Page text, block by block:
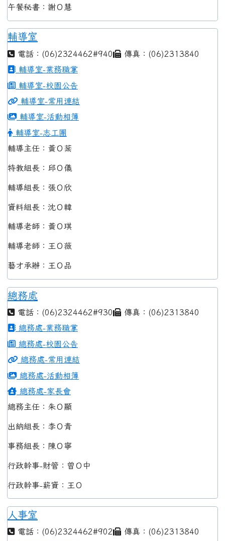
午餐秘書：謝Ｏ慧
輔導室
電話：(06)2324462#940
傳真：(06)2313840
輔導室-業務職掌
輔導室-校園公告
輔導室-常用連結
輔導室-活動相簿
輔導室-志工團
輔導主任：黃Ｏ棻
特教組長：邱Ｏ儀
輔導組長：張Ｏ欣
資料組長：沈Ｏ韓
輔導老師：黃Ｏ琪
輔導老師：王Ｏ薇
藝才承辦：王Ｏ品
總務處
電話：(06)2324462#930
傳真：(06)2313840
總務處-業務職掌
總務處-校園公告
總務處-常用連結
總務處-活動相簿
總務處-家長會
總務主任：朱Ｏ顯
出納組長：李Ｏ青
事務組長：陳Ｏ寧
行政幹事-財管：曾Ｏ中
行政幹事-薪資：王Ｏ
人事室
電話：(06)2324462#902
傳真：(06)2313840